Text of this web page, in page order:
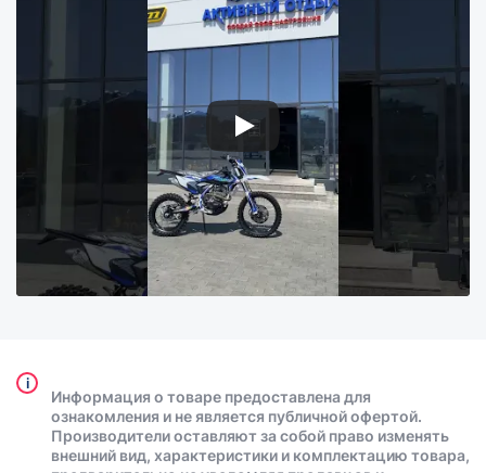
i
Информация о товаре предоставлена для
ознакомления и не является публичной офертой.
Производители оставляют за собой право изменять
внешний вид, характеристики и комплектацию товара,